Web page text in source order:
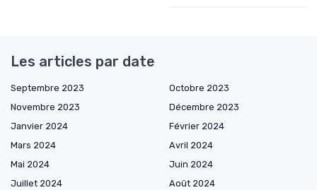
Les articles par date
Septembre 2023
Octobre 2023
Novembre 2023
Décembre 2023
Janvier 2024
Février 2024
Mars 2024
Avril 2024
Mai 2024
Juin 2024
Juillet 2024
Août 2024